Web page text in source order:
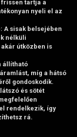
frissen tartja a
nyeli el az
: A sisak belsejében
nélküli
útközben is
állítható
míg a hátsó
gondoskodik.
és sötét
rendelkezik, így
rá.